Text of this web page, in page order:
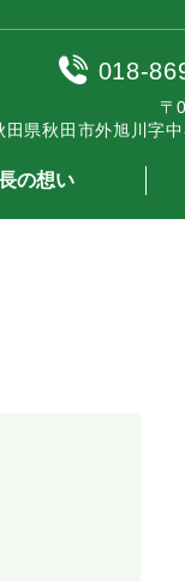
018-
〒
田県秋田市外旭川字
の想い